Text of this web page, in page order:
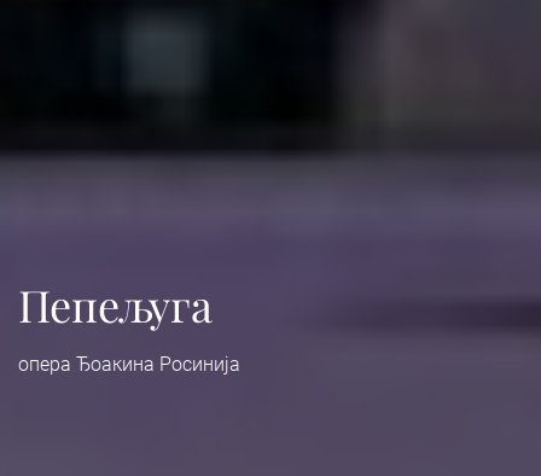
Пепељуга
опера Ђоакина Росинија